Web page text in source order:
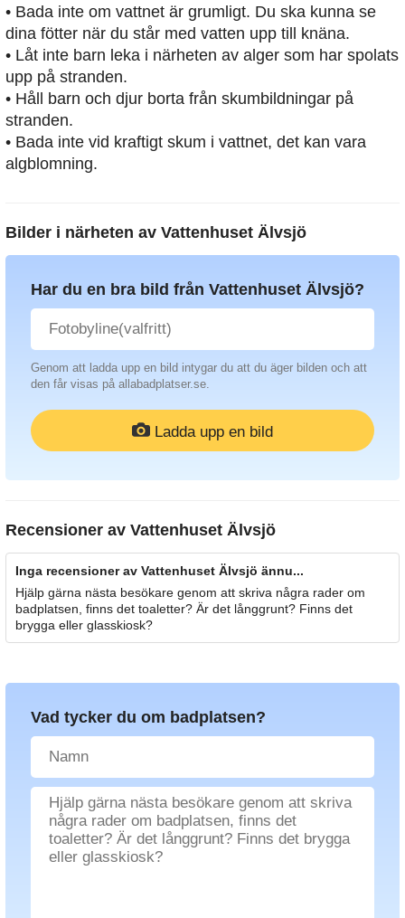
• Bada inte om vattnet är grumligt. Du ska kunna se
dina fötter när du står med vatten upp till knäna.
• Låt inte barn leka i närheten av alger som har spolats
upp på stranden.
• Håll barn och djur borta från skumbildningar på
stranden.
• Bada inte vid kraftigt skum i vattnet, det kan vara
algblomning.
Bilder i närheten av Vattenhuset Älvsjö
Har du en bra bild från Vattenhuset Älvsjö?
Genom att ladda upp en bild intygar du att du äger bilden och att
den får visas på allabadplatser.se.
Ladda upp en bild
Recensioner av Vattenhuset Älvsjö
Inga recensioner av Vattenhuset Älvsjö ännu...
Hjälp gärna nästa besökare genom att skriva några rader om
badplatsen, finns det toaletter? Är det långgrunt? Finns det
brygga eller glasskiosk?
Vad tycker du om badplatsen?